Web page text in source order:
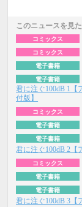
このニュースを見
コミックス
コミックス
電子書籍
電子書籍
君に注ぐ100dB 1
付版】
コミックス
電子書籍
電子書籍
君に注ぐ100dB 2【
コミックス
電子書籍
電子書籍
君に注ぐ100dB 3【